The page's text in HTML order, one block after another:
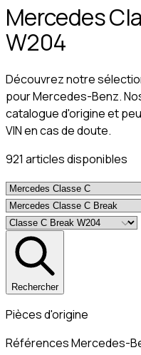
Mercedes
W204
Découvrez notre
pour Mercedes-Benz.
catalogue d'origine et
VIN en cas de doute.
921 articlesdisponibles
Rechercher
Pièces d'origine
Références Mercedes-